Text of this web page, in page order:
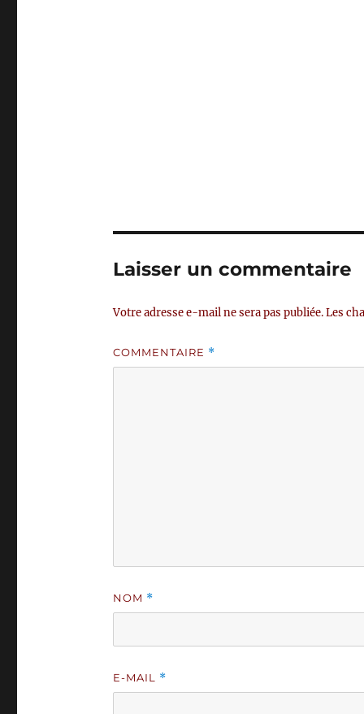
Laisser un commentaire
Votre adresse e-mail ne sera pas publiée.Les
COMMENTAIRE *
NOM *
E-MAIL *